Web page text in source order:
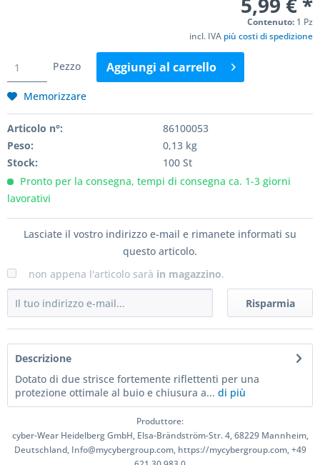
Contenuto: 1 Pz
incl. IVA più costi di spedizione
Pezzo Aggiungi al carrello
Memorizzare
Articolo n°:
86100053
Peso:
0,13 kg
Stock:
100 St
Pronto per la consegna, tempi di consegna ca. 1-3 giorni
lavorativi
Lasciate il vostro indirizzo e-mail e rimanete informati su
questo articolo.
non appena l'articolo sarà in magazzino.
Risparmia
Descrizione
Dotato di due strisce fortemente riflettenti per una
protezione ottimale al buio e chiusura a... di più
Produttore:
cyber-Wear Heidelberg GmbH, Elsa-Brändström-Str. 4, 68229 Mannheim,
Deutschland, Info@mycybergroup.com, https://mycybergroup.com, +49